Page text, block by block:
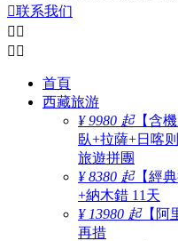
联系我们
 
 
首頁
西藏旅游
¥ 9980 起【含
臥+拉薩+日喀
旅遊拼團
¥ 8380 起【經
+納木錯 11天
¥ 13980 起【阿
再措